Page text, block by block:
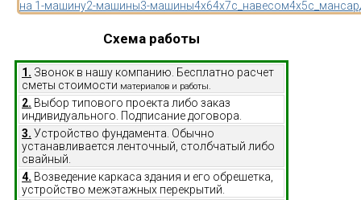
на 1-машину2-машины3-машины4x64x7с_навесом4x5
Схема работы
1. Звонок в нашу компанию. Бесплатно расчет
сметы стоимости материалов и работы.
2. Выбор типового проекта либо заказ
индивидуального. Подписание договора.
3. Устройство фундамента. Обычно
устанавливается ленточный, столбчатый либо
свайный.
4. Возведение каркаса здания и его обрешетка,
устройство межэтажных перекрытий.